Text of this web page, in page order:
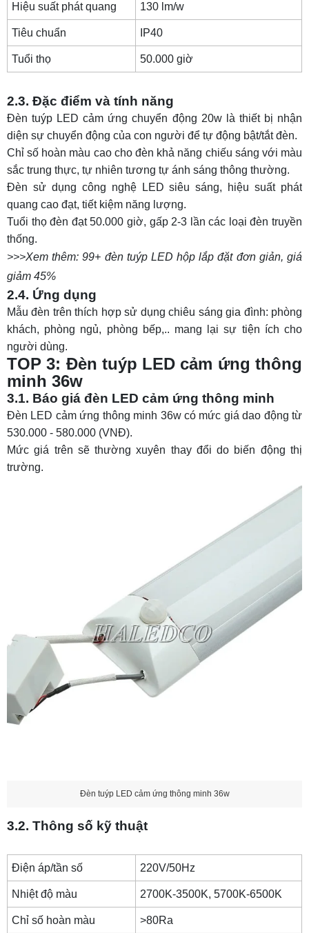
Hiệu suất phát quang 130 lm/w
Tiêu chuẩn IP40
Tuổi thọ 50.000 giờ
2.3. Đặc điểm và tính năng
Đèn tuýp LED cảm ứng chuyển động 20w là thiết bị nhận
diện sự chuyển động của con người để tự động bật/tắt đèn.
Chỉ số hoàn màu cao cho đèn khả năng chiếu sáng với màu
sắc trung thực, tự nhiên tương tự ánh sáng thông thường.
Đèn sử dụng công nghệ LED siêu sáng, hiệu suất phát
quang cao đạt, tiết kiệm năng lượng.
Tuổi thọ đèn đạt 50.000 giờ, gấp 2-3 lần các loại đèn truyền
thống.
>>>Xem thêm:99+ đèn tuýp LED hộp lắp đặt đơn giản, giá
giảm 45%
2.4. Ứng dụng
Mẫu đèn trên thích hợp sử dụng chiêu sáng gia đình: phòng
khách, phòng ngủ, phòng bếp,.. mang lại sự tiện ích cho
người dùng.
TOP 3: Đèn tuýp LED cảm ứng thông
minh 36w
3.1. Báo giá đèn LED cảm ứng thông minh
Đèn LED cảm ứng thông minh 36w có mức giá dao động từ
530.000 - 580.000 (VNĐ).
Mức giá trên sẽ thường xuyên thay đổi do biến động thị
trường.
Đèn tuýp LED cảm ứng thông minh 36w
3.2. Thông số kỹ thuật
Điện áp/tần số 220V/50Hz
Nhiệt độ màu 2700K-3500K, 5700K-6500K
Chỉ số hoàn màu >80Ra